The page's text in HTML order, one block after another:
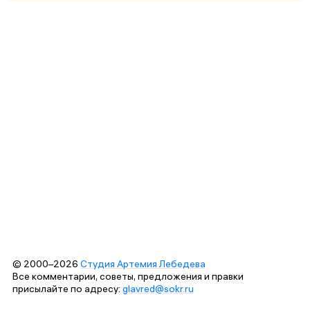
© 2000–2026 Студия Артемия Лебедева
Все комментарии, советы, предложения и правки
присылайте по адресу: glavred@sokr.ru